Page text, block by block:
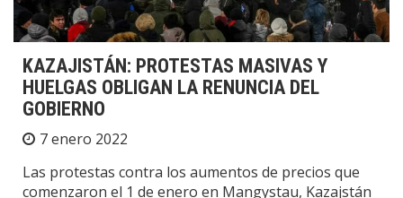
KAZAJISTÁN: PROTESTAS MASIVAS Y
HUELGAS OBLIGAN LA RENUNCIA DEL
GOBIERNO
7 enero 2022
Las protestas contra los aumentos de precios que
comenzaron el 1 de enero en Mangystau, Kazajstán